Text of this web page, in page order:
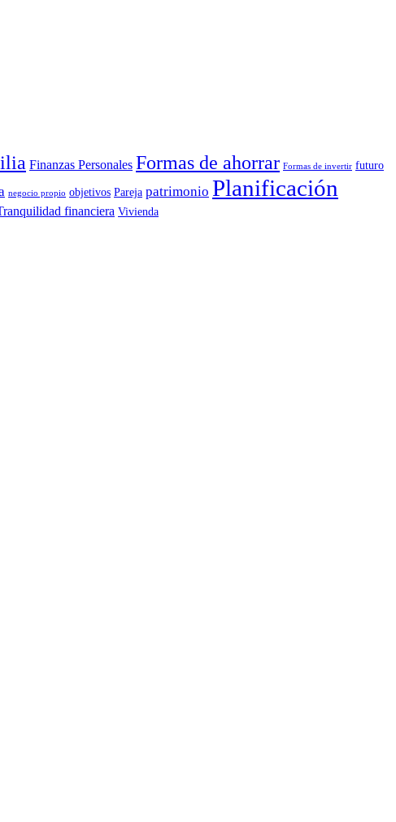
Finanzas Personales Formas de ahorrar Formas de invertir futuro
negocio propio objetivos Pareja patrimonio Planificación
financiera Vivienda